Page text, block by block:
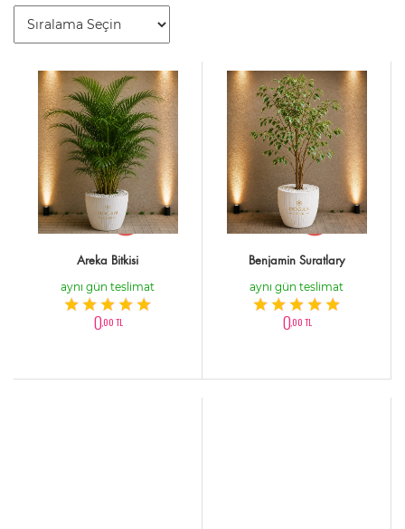
Areka Bitkisi
aynı gün teslimat
0,00 TL
Benjamin Suratlary
aynı gün teslimat
0,00 TL